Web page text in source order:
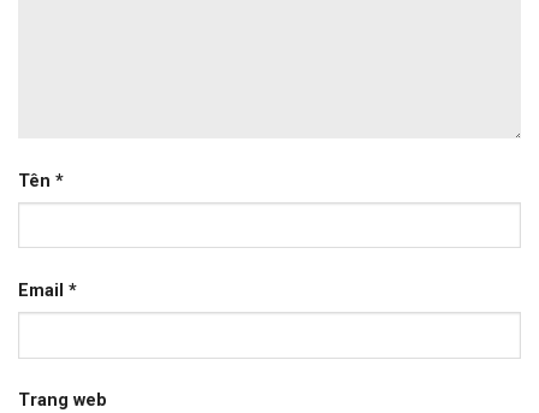
Tên *
Email *
Trang web